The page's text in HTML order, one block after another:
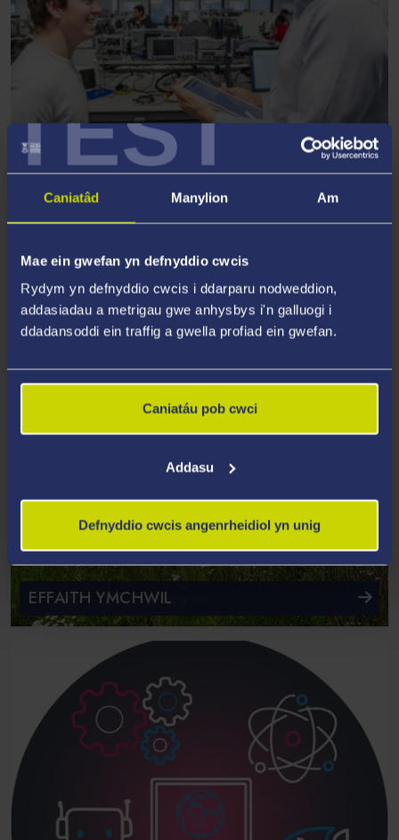
TEST
Caniatâd Manylion Am
Mae ein gwefan yn defnyddio cwcis
Rydym yn defnyddio cwcis i ddarparu nodweddion,
addasiadau a metrigau gwe anhysbys i'n galluogi i
ddadansoddi ein traffig a gwella profiad ein gwefan.
Caniatáu pob cwci
Addasu
Defnyddio cwcis angenrheidiol yn unig
EIN HAMGYLCHEDD YMCHWIL
EFFAITH YMCHWIL